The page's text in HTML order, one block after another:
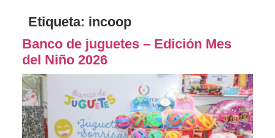
Etiqueta: incoop
Banco de juguetes – Edición Mes
del Niño 2026